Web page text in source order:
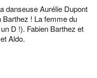
danseuseAurélie Dupont
Barthez ! La femme du
D !). Fabien Barthez et
Aldo.